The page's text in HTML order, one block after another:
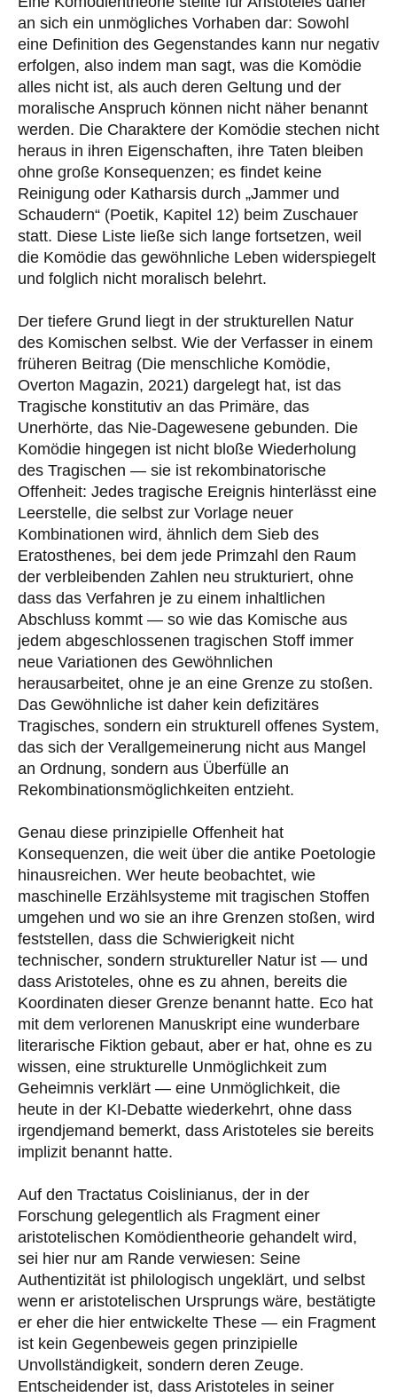
an sich ein unmögliches Vorhaben dar: Sowohl
eine Definition des Gegenstandes kann nur negativ
erfolgen, also indem man sagt, was die Komödie
alles nicht ist, als auch deren Geltung und der
moralische Anspruch können nicht näher benannt
werden. Die Charaktere der Komödie stechen nicht
heraus in ihren Eigenschaften, ihre Taten bleiben
ohne große Konsequenzen; es findet keine
Reinigung oder Katharsis durch „Jammer und
Schaudern“ (Poetik, Kapitel 12) beim Zuschauer
statt. Diese Liste ließe sich lange fortsetzen, weil
die Komödie das gewöhnliche Leben widerspiegelt
und folglich nicht moralisch belehrt.
Der tiefere Grund liegt in der strukturellen Natur
des Komischen selbst. Wie der Verfasser in einem
früheren Beitrag (Die menschliche Komödie,
Overton Magazin, 2021) dargelegt hat, ist das
Tragische konstitutiv an das Primäre, das
Unerhörte, das Nie-Dagewesene gebunden. Die
Komödie hingegen ist nicht bloße Wiederholung
des Tragischen — sie ist rekombinatorische
Offenheit: Jedes tragische Ereignis hinterlässt eine
Leerstelle, die selbst zur Vorlage neuer
Kombinationen wird, ähnlich dem Sieb des
Eratosthenes, bei dem jede Primzahl den Raum
der verbleibenden Zahlen neu strukturiert, ohne
dass das Verfahren je zu einem inhaltlichen
Abschluss kommt — so wie das Komische aus
jedem abgeschlossenen tragischen Stoff immer
neue Variationen des Gewöhnlichen
herausarbeitet, ohne je an eine Grenze zu stoßen.
Das Gewöhnliche ist daher kein defizitäres
Tragisches, sondern ein strukturell offenes System,
das sich der Verallgemeinerung nicht aus Mangel
an Ordnung, sondern aus Überfülle an
Rekombinationsmöglichkeiten entzieht.
Genau diese prinzipielle Offenheit hat
Konsequenzen, die weit über die antike Poetologie
hinausreichen. Wer heute beobachtet, wie
maschinelle Erzählsysteme mit tragischen Stoffen
umgehen und wo sie an ihre Grenzen stoßen, wird
feststellen, dass die Schwierigkeit nicht
technischer, sondern struktureller Natur ist — und
dass Aristoteles, ohne es zu ahnen, bereits die
Koordinaten dieser Grenze benannt hatte. Eco hat
mit dem verlorenen Manuskript eine wunderbare
literarische Fiktion gebaut, aber er hat, ohne es zu
wissen, eine strukturelle Unmöglichkeit zum
Geheimnis verklärt — eine Unmöglichkeit, die
heute in der KI-Debatte wiederkehrt, ohne dass
irgendjemand bemerkt, dass Aristoteles sie bereits
implizit benannt hatte.
Auf den Tractatus Coislinianus, der in der
Forschung gelegentlich als Fragment einer
aristotelischen Komödientheorie gehandelt wird,
sei hier nur am Rande verwiesen: Seine
Authentizität ist philologisch ungeklärt, und selbst
wenn er aristotelischen Ursprungs wäre, bestätigte
er eher die hier entwickelte These — ein Fragment
ist kein Gegenbeweis gegen prinzipielle
Unvollständigkeit, sondern deren Zeuge.
Entscheidender ist, dass Aristoteles in seiner